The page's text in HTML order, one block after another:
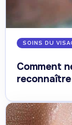
SOINS DU
Comment